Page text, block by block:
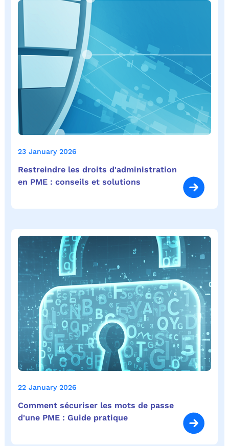
23 January 2026
Restreindre les droits d'administration
en PME : conseils et solutions
22 January 2026
Comment sécuriser les mots de passe
d'une PME : Guide pratique